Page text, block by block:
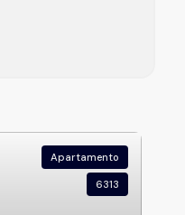
Apartamento
6313